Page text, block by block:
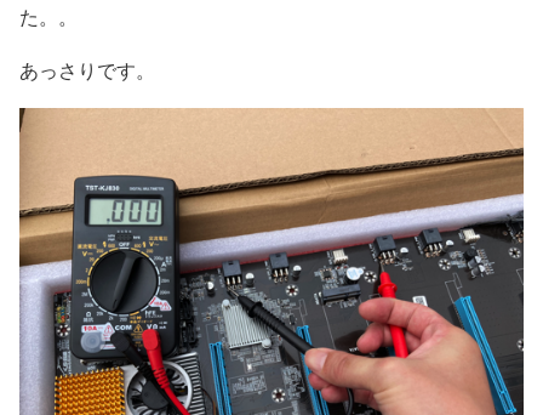
た。。
あっさりです。